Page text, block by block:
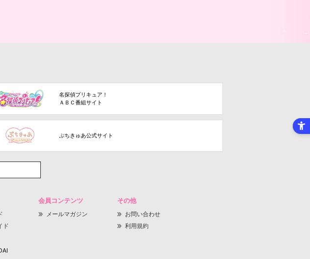
名探偵プリキュア！
ＡＢＣ番組サイト
ぷちきゅあ公式サイト
ド
会員コンテンツ
メールマガジン
その他
お問い合わせ
利用規約